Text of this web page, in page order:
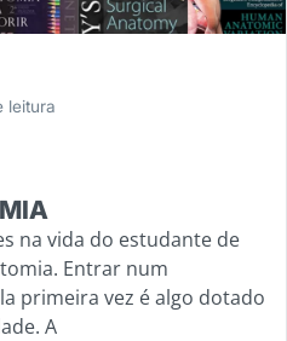
leitura
na vida do estudante de
Entrar num
primeira vez é algo dotado
A